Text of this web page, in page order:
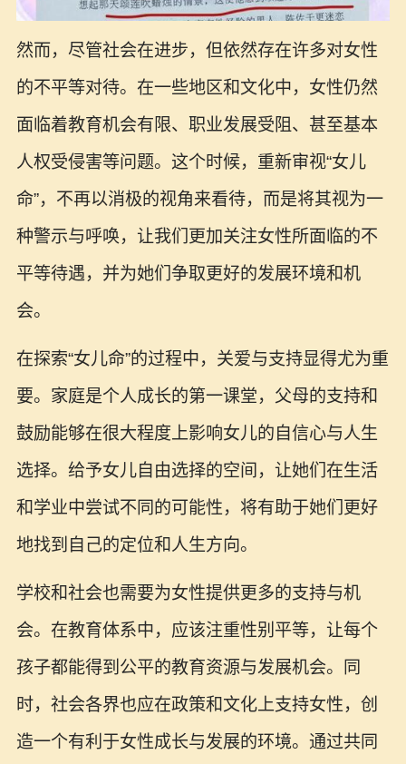
然而，尽管社会在进步，但依然存在许多对女性
的不平等对待。在一些地区和文化中，女性仍然
面临着教育机会有限、职业发展受阻、甚至基本
人权受侵害等问题。这个时候，重新审视“女儿
命”，不再以消极的视角来看待，而是将其视为一
种警示与呼唤，让我们更加关注女性所面临的不
平等待遇，并为她们争取更好的发展环境和机
会。
在探索“女儿命”的过程中，关爱与支持显得尤为重
要。家庭是个人成长的第一课堂，父母的支持和
鼓励能够在很大程度上影响女儿的自信心与人生
选择。给予女儿自由选择的空间，让她们在生活
和学业中尝试不同的可能性，将有助于她们更好
地找到自己的定位和人生方向。
学校和社会也需要为女性提供更多的支持与机
会。在教育体系中，应该注重性别平等，让每个
孩子都能得到公平的教育资源与发展机会。同
时，社会各界也应在政策和文化上支持女性，创
造一个有利于女性成长与发展的环境。通过共同